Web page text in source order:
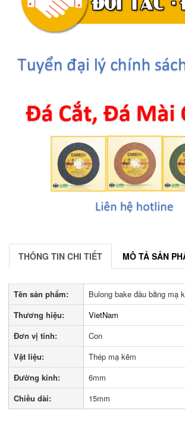
THÔNG TIN CHI TIẾT MÔ TẢ SẢN
Tên sản phẩm:
Bulong bake đầu bằng mạ
Thương hiệu:
VietNam
Đơn vị tính:
Con
Vật liệu:
Thép mạ kẽm
Đường kính:
6mm
Chiều dài:
15mm